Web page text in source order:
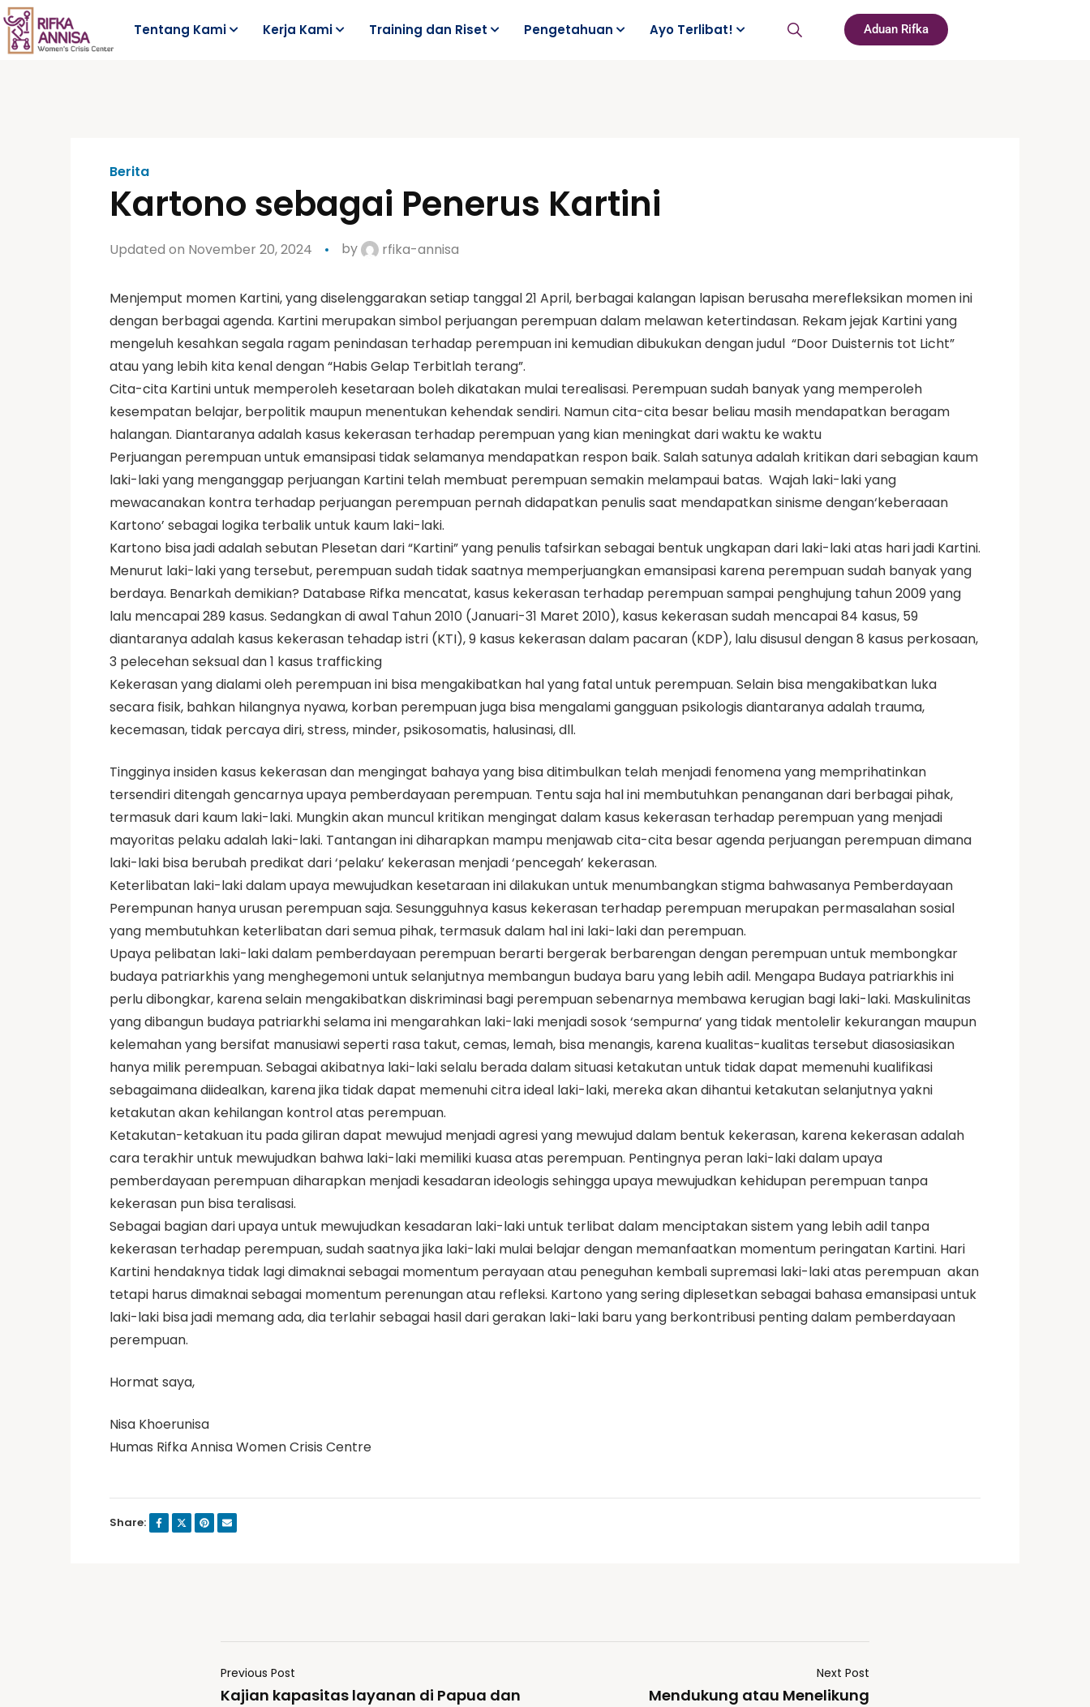
Tentang Kami Kerja Kami Training dan Riset Pengetahuan Ayo Terlibat! Aduan Rifka
Berita
Kartono sebagai Penerus Kartini
Updated on November 20, 2024 by rfika-annisa
Menjemput momen Kartini, yang diselenggarakan setiap tanggal 21 April, berbagai kalangan lapisan berusaha merefleksikan momen ini
dengan berbagai agenda. Kartini merupakan simbol perjuangan perempuan dalam melawan ketertindasan. Rekam jejak Kartini yang
mengeluh kesahkan segala ragam penindasan terhadap perempuan ini kemudian dibukukan dengan judul “Door Duisternis tot Licht”
atau yang lebih kita kenal dengan “Habis Gelap Terbitlah terang”.
Cita-cita Kartini untuk memperoleh kesetaraan boleh dikatakan mulai terealisasi. Perempuan sudah banyak yang memperoleh
kesempatan belajar, berpolitik maupun menentukan kehendak sendiri. Namun cita-cita besar beliau masih mendapatkan beragam
halangan. Diantaranya adalah kasus kekerasan terhadap perempuan yang kian meningkat dari waktu ke waktu
Perjuangan perempuan untuk emansipasi tidak selamanya mendapatkan respon baik. Salah satunya adalah kritikan dari sebagian kaum
laki-laki yang menganggap perjuangan Kartini telah membuat perempuan semakin melampaui batas. Wajah laki-laki yang
mewacanakan kontra terhadap perjuangan perempuan pernah didapatkan penulis saat mendapatkan sinisme dengan‘keberaaan
Kartono’ sebagai logika terbalik untuk kaum laki-laki.
Kartono bisa jadi adalah sebutan Plesetan dari “Kartini” yang penulis tafsirkan sebagai bentuk ungkapan dari laki-laki atas hari jadi Kartini.
Menurut laki-laki yang tersebut, perempuan sudah tidak saatnya memperjuangkan emansipasi karena perempuan sudah banyak yang
berdaya. Benarkah demikian? Database Rifka mencatat, kasus kekerasan terhadap perempuan sampai penghujung tahun 2009 yang
lalu mencapai 289 kasus. Sedangkan di awal Tahun 2010 (Januari-31 Maret 2010), kasus kekerasan sudah mencapai 84 kasus, 59
diantaranya adalah kasus kekerasan tehadap istri (KTI), 9 kasus kekerasan dalam pacaran (KDP), lalu disusul dengan 8 kasus perkosaan,
3 pelecehan seksual dan 1 kasus trafficking
Kekerasan yang dialami oleh perempuan ini bisa mengakibatkan hal yang fatal untuk perempuan. Selain bisa mengakibatkan luka
secara fisik, bahkan hilangnya nyawa, korban perempuan juga bisa mengalami gangguan psikologis diantaranya adalah trauma,
kecemasan, tidak percaya diri, stress, minder, psikosomatis, halusinasi, dll.
Tingginya insiden kasus kekerasan dan mengingat bahaya yang bisa ditimbulkan telah menjadi fenomena yang memprihatinkan
tersendiri ditengah gencarnya upaya pemberdayaan perempuan. Tentu saja hal ini membutuhkan penanganan dari berbagai pihak,
termasuk dari kaum laki-laki. Mungkin akan muncul kritikan mengingat dalam kasus kekerasan terhadap perempuan yang menjadi
mayoritas pelaku adalah laki-laki. Tantangan ini diharapkan mampu menjawab cita-cita besar agenda perjuangan perempuan dimana
laki-laki bisa berubah predikat dari ‘pelaku’ kekerasan menjadi ‘pencegah’ kekerasan.
Keterlibatan laki-laki dalam upaya mewujudkan kesetaraan ini dilakukan untuk menumbangkan stigma bahwasanya Pemberdayaan
Perempunan hanya urusan perempuan saja. Sesungguhnya kasus kekerasan terhadap perempuan merupakan permasalahan sosial
yang membutuhkan keterlibatan dari semua pihak, termasuk dalam hal ini laki-laki dan perempuan.
Upaya pelibatan laki-laki dalam pemberdayaan perempuan berarti bergerak berbarengan dengan perempuan untuk membongkar
budaya patriarkhis yang menghegemoni untuk selanjutnya membangun budaya baru yang lebih adil. Mengapa Budaya patriarkhis ini
perlu dibongkar, karena selain mengakibatkan diskriminasi bagi perempuan sebenarnya membawa kerugian bagi laki-laki. Maskulinitas
yang dibangun budaya patriarkhi selama ini mengarahkan laki-laki menjadi sosok ‘sempurna’ yang tidak mentolelir kekurangan maupun
kelemahan yang bersifat manusiawi seperti rasa takut, cemas, lemah, bisa menangis, karena kualitas-kualitas tersebut diasosiasikan
hanya milik perempuan. Sebagai akibatnya laki-laki selalu berada dalam situasi ketakutan untuk tidak dapat memenuhi kualifikasi
sebagaimana diidealkan, karena jika tidak dapat memenuhi citra ideal laki-laki, mereka akan dihantui ketakutan selanjutnya yakni
ketakutan akan kehilangan kontrol atas perempuan.
Ketakutan-ketakuan itu pada giliran dapat mewujud menjadi agresi yang mewujud dalam bentuk kekerasan, karena kekerasan adalah
cara terakhir untuk mewujudkan bahwa laki-laki memiliki kuasa atas perempuan. Pentingnya peran laki-laki dalam upaya
pemberdayaan perempuan diharapkan menjadi kesadaran ideologis sehingga upaya mewujudkan kehidupan perempuan tanpa
kekerasan pun bisa teralisasi.
Sebagai bagian dari upaya untuk mewujudkan kesadaran laki-laki untuk terlibat dalam menciptakan sistem yang lebih adil tanpa
kekerasan terhadap perempuan, sudah saatnya jika laki-laki mulai belajar dengan memanfaatkan momentum peringatan Kartini. Hari
Kartini hendaknya tidak lagi dimaknai sebagai momentum perayaan atau peneguhan kembali supremasi laki-laki atas perempuan akan
tetapi harus dimaknai sebagai momentum perenungan atau refleksi. Kartono yang sering diplesetkan sebagai bahasa emansipasi untuk
laki-laki bisa jadi memang ada, dia terlahir sebagai hasil dari gerakan laki-laki baru yang berkontribusi penting dalam pemberdayaan
perempuan.
Hormat saya,
Nisa Khoerunisa
Humas Rifka Annisa Women Crisis Centre
Share:
Previous Post
Kajian kapasitas layanan di Papua dan
Next Post
Mendukung atau Menelikung